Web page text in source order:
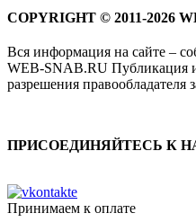
COPYRIGHT © 2011-2026
Вся информация на сайте –
WEB-SNAB.RU Публикация
разрешения правообладателя
ПРИСОЕДИНЯЙТЕСЬ К
Принимаем к оплате